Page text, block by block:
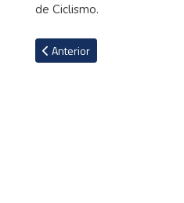
de Ciclismo.
Artículo anterior: Mikel Landa
Anterior